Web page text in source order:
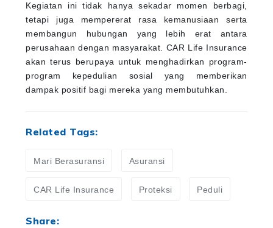
Kegiatan ini tidak hanya sekadar momen berbagi,
tetapi juga mempererat rasa kemanusiaan serta
membangun hubungan yang lebih erat antara
perusahaan dengan masyarakat. CAR Life Insurance
akan terus berupaya untuk menghadirkan program-
program kepedulian sosial yang memberikan
dampak positif bagi mereka yang membutuhkan.
Related Tags:
Mari Berasuransi Asuransi
CAR Life Insurance Proteksi Peduli
Share: